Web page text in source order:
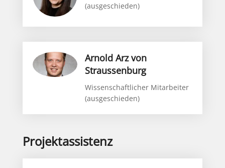
(ausgeschieden)
Arnold Arz von
Straussenburg
Wissenschaftlicher Mitarbeiter
(ausgeschieden)
Projektassistenz